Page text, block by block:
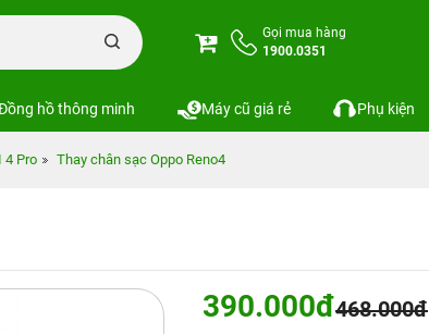
Gọi mua hàng
1900.0351
hồ thông minh Máy cũ giá rẻ Phụ kiện
4 Pro Thay chân sạc Oppo Reno4
390.000đ468.000đ